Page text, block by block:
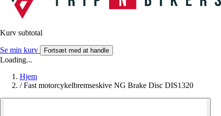
Kurv subtotal
Se min kurv Fortsæt med at handle
Loading...
Hjem
/ Fast motorcykelbremseskive NG Brake Disc DIS1320